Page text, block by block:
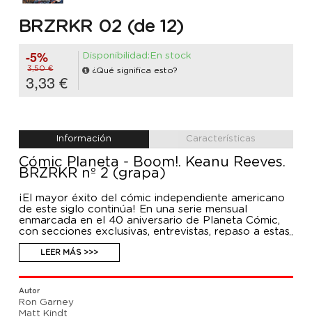
BRZRKR 02 (de 12)
-5%
3,50 €
3,33 €
Disponibilidad:En stock
¿Qué significa esto?
Información Características
Cómic Planeta - Boom!. Keanu Reeves.
BRZRKR nº 2 (grapa)
¡El mayor éxito del cómic independiente americano
de este siglo continúa! En una serie mensual
enmarcada en el 40 aniversario de Planeta Cómic,
con secciones exclusivas, entrevistas, repaso a estas
décadas y contenido extra. En este número, la
doctora Diana Ahuja intenta desbloquear los
recuerdos de B… y descubre sus muchas vidas de
violencia y tragedia, así como una decisión vital que
B tomó en la Antigua Mesopotamia. Pero… ¿Diana
quiere ayudarle o tiene otros motivos?
LEER MÁS >>>
Autor
Ron Garney
Matt Kindt